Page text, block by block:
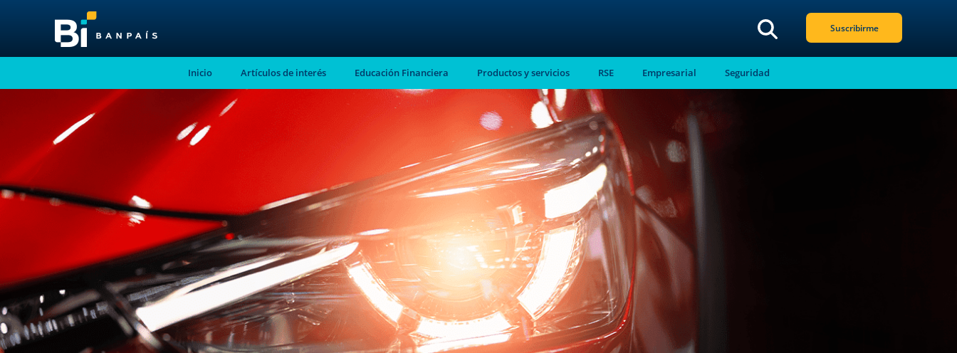
Suscribirme
¡No te pierdas nuestro
nuevo contenido!
Suscríbete a nuestro blog y recibe mensualmente en tu
correo electrónico, las noticias más relevantes.
Inicio Artículos de interés Educación Financiera Productos y servicios RSE Empresarial Seguridad